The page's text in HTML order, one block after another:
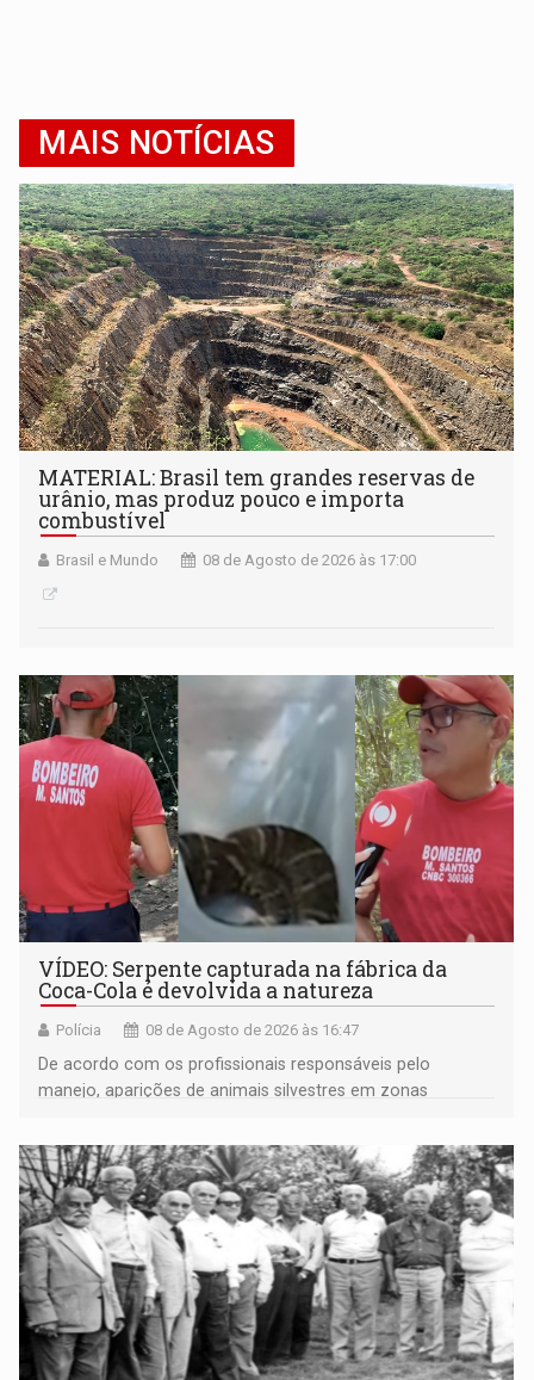
MAIS NOTÍCIAS
MATERIAL: Brasil tem grandes reservas de
urânio, mas produz pouco e importa
combustível
Brasil e Mundo 08 de Agosto de 2026 às 17:00
VÍDEO: Serpente capturada na fábrica da
Coca-Cola é devolvida a natureza
Polícia 08 de Agosto de 2026 às 16:47
De acordo com os profissionais responsáveis pelo
manejo, aparições de animais silvestres em zonas